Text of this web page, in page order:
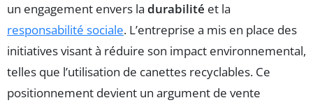
un engagement envers la durabilité et la
responsabilité sociale. L’entreprise a mis en place des
initiatives visant à réduire son impact environnemental,
telles que l’utilisation de canettes recyclables. Ce
positionnement devient un argument de vente